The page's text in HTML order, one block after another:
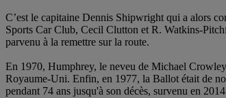
C’est le capitaine Dennis Shipwright qui a alors
Sports Car Club, Cecil Clutton et R. Watkins-
parvenu à la remettre sur la route.
En 1970, Humphrey, le neveu de Michael
Royaume-Uni. Enfin, en 1977, la Ballot était de
pendant 74 ans jusqu'à son décès, survenu en